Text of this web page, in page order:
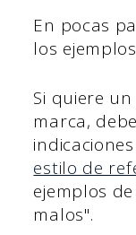
En pocas
los
Si quiere
marca,
estilo de
ejemplos
malos".